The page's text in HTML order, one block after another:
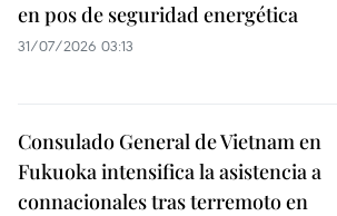
en pos de seguridad energética
31/07/2026 03:13
Consulado General de Vietnam en
Fukuoka intensifica la asistencia a
connacionales tras terremoto en